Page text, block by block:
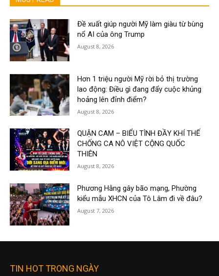
Đề xuất giúp người Mỹ làm giàu từ bùng
nổ AI của ông Trump
August 8, 2026
Hơn 1 triệu người Mỹ rời bỏ thị trường
lao động: Điều gì đang đẩy cuộc khủng
hoảng lên đỉnh điểm?
August 8, 2026
QUẬN CAM – BIỂU TÌNH ĐẦY KHÍ THẾ
CHỐNG CA NÔ VIỆT CỘNG QUỐC
THIÊN
August 8, 2026
Phương Hằng gây bão mạng, Phường
kiểu mẫu XHCN của Tô Lâm đi về đâu?
August 7, 2026
TIN HOT TRONG NGÀY